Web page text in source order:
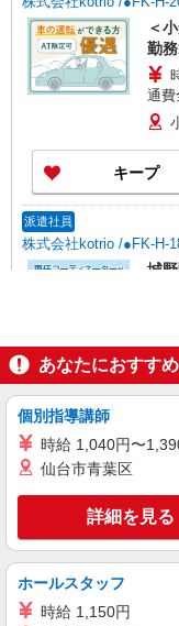
＜
勤
通費
キープ
派遣社員
株式会社kotrio /●FK-H-
城
担
派遣社員
北
デ
あなたにおすす
個別指導講師
時給 1,040円〜
仙台市青葉区
詳細を見る
ホールスタッフ
時給 1,150円